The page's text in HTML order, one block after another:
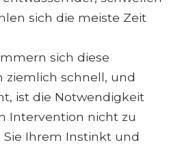
sich die meiste Zeit
sich diese
schnell, und
ist die Notwendigkeit
Intervention nicht zu
Ihrem Instinkt und